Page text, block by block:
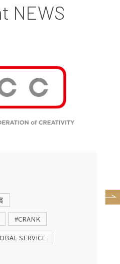
NEWS
#CRANK
SERVICE